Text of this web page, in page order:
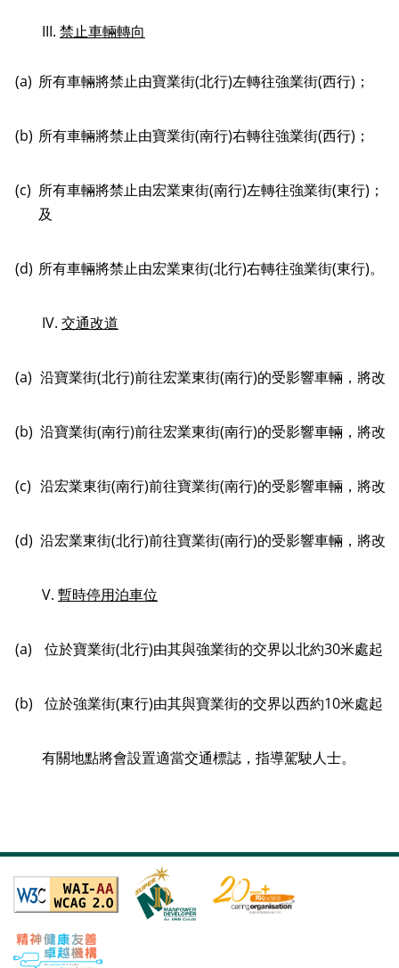
III. 禁止車輛轉向
(a) 所有車輛將禁止由寶業街(北行)左轉往強業街(西行)；
(b) 所有車輛將禁止由寶業街(南行)右轉往強業街(西行)；
(c) 所有車輛將禁止由宏業東街(南行)左轉往強業街(東行)；
及
(d) 所有車輛將禁止由宏業東街(北行)右轉往強業街(東行)。
IV. 交通改道
(a) 沿寶業街(北行)前往宏業東街(南行)的受影響車輛，將改
(b) 沿寶業街(南行)前往宏業東街(南行)的受影響車輛，將改
(c) 沿宏業東街(南行)前往寶業街(南行)的受影響車輛，將改
(d) 沿宏業東街(北行)前往寶業街(南行)的受影響車輛，將改
V. 暫時停用泊車位
(a) 位於寶業街(北行)由其與強業街的交界以北約30米處起
(b) 位於強業街(東行)由其與寶業街的交界以西約10米處起
有關地點將會設置適當交通標誌，指導駕駛人士。